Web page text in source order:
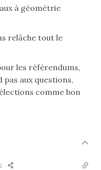
à géométrie
relâche tout le
les référendums,
pas aux questions,
comme bon